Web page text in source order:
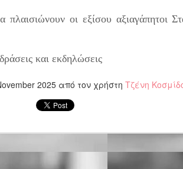
οι εξίσου αξιαγάπητοι
και εκδηλώσεις
2025από τον χρήστη Τζένη
ΤΙΜΕΣ ΕΙΣΙΤΗΡΙΩΝ 16€